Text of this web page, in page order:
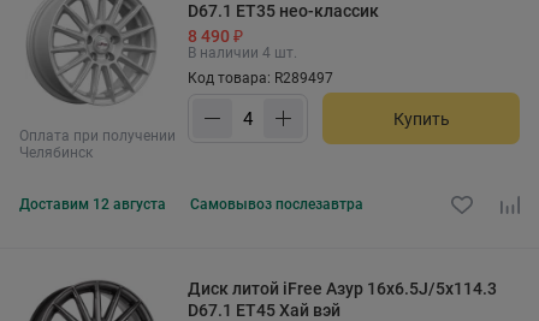
Оплата при получении
Челябинск
D67.1 ET35 нео-классик
8 490 ₽
В наличии 4 шт.
Код товара: R289497
Купить
Доставим 12 августа Самовывоз послезавтра
Диск литой iFree Азур 16x6.5J/5x114.3
D67.1 ET45 Хай вэй